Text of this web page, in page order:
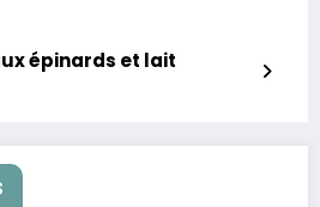
épinards et lait